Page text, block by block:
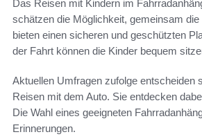
Das Reisen mit Kindern im
schätzen die Möglichkeit, gemeinsam
bieten einen sicheren und geschützten
der Fahrt können die Kinder bequem
Aktuellen Umfragen zufolge entscheiden
Reisen mit dem Auto. Sie entdecken
Die Wahl eines geeigneten
Erinnerungen.